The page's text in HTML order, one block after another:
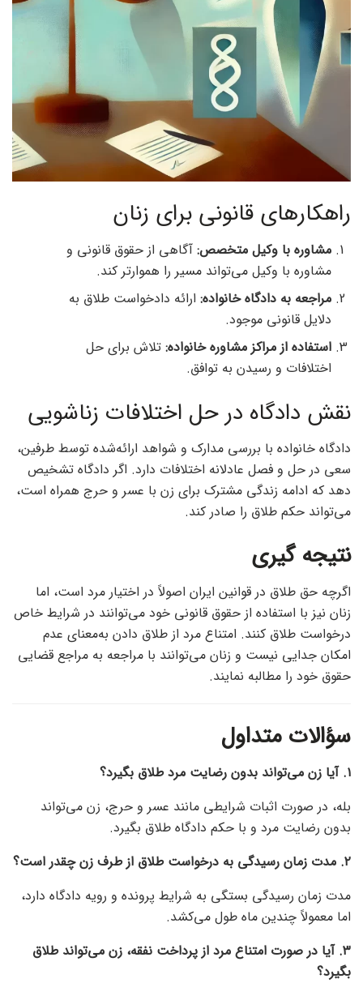
راهکارهای قانونی برای زنان
مشاوره با وکیل متخصص: آگاهی از حقوق قانونی و
مشاوره با وکیل می‌تواند مسیر را هموارتر کند.
مراجعه به دادگاه خانواده: ارائه دادخواست طلاق به
دلایل قانونی موجود.
استفاده از مراکز مشاوره خانواده: تلاش برای حل
اختلافات و رسیدن به توافق.
نقش دادگاه در حل اختلافات زناشویی
دادگاه خانواده با بررسی مدارک و شواهد ارائه‌شده توسط طرفین،
سعی در حل و فصل عادلانه اختلافات دارد. اگر دادگاه تشخیص
دهد که ادامه زندگی مشترک برای زن با عسر و حرج همراه است،
می‌تواند حکم طلاق را صادر کند.
نتیجه‌ گیری
اگرچه حق طلاق در قوانین ایران اصولاً در اختیار مرد است، اما
زنان نیز با استفاده از حقوق قانونی خود می‌توانند در شرایط خاص
درخواست طلاق کنند. امتناع مرد از طلاق دادن به‌معنای عدم
امکان جدایی نیست و زنان می‌توانند با مراجعه به مراجع قضایی
حقوق خود را مطالبه نمایند.
سؤالات متداول
۱. آیا زن می‌تواند بدون رضایت مرد طلاق بگیرد؟
بله، در صورت اثبات شرایطی مانند عسر و حرج، زن می‌تواند
بدون رضایت مرد و با حکم دادگاه طلاق بگیرد.
۲. مدت زمان رسیدگی به درخواست طلاق از طرف زن چقدر است؟
مدت زمان رسیدگی بستگی به شرایط پرونده و رویه دادگاه دارد،
اما معمولاً چندین ماه طول می‌کشد.
۳. آیا در صورت امتناع مرد از پرداخت نفقه، زن می‌تواند طلاق
بگیرد؟